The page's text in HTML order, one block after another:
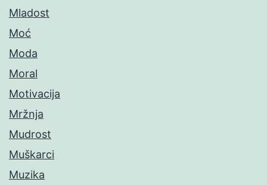
Mladost
Moć
Moda
Moral
Motivacija
Mržnja
Mudrost
Muškarci
Muzika